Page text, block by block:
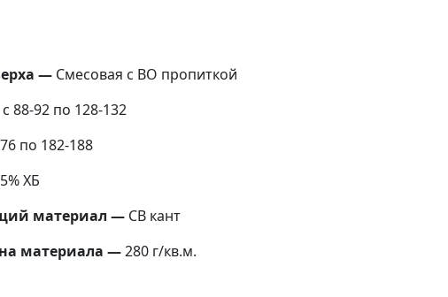
— Смесовая с ВО пропиткой
с 88-92 по 128-132
по 182-188
ХБ
материал — СВ кант
материала —280 г/кв.м.